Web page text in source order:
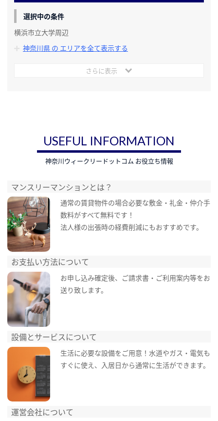
選択中の条件
横浜市立大学周辺
神奈川県 の エリアを全て表示する
さらに表示
USEFUL INFORMATION
神奈川ウィークリードットコム お役立ち情報
マンスリーマンションとは？
通常の賃貸物件の場合必要な敷金・礼金・仲介手
数料がすべて無料です！
法人様の出張時の経費削減にもおすすめです。
お支払い方法について
お申し込み確定後、ご請求書・ご利用案内等をお
送り致します。
設備とサービスについて
生活に必要な設備をご用意！水道やガス・電気も
すぐに使え、入居日から通常に生活ができます。
運営会社について